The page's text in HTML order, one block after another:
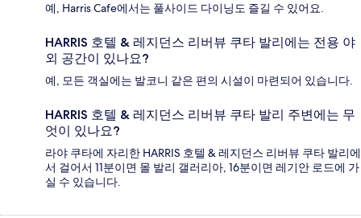
예, Harris Cafe에서는 풀사이드 다이닝도 즐길 수 있어요.
HARRIS 호텔 & 레지던스 리버뷰 쿠타 발리에는 전용 야
외 공간이 있나요?
예, 모든 객실에는 발코니 같은 편의 시설이 마련되어 있습니다.
HARRIS 호텔 & 레지던스 리버뷰 쿠타 발리 주변에는 무
엇이 있나요?
라야 쿠타에 자리한 HARRIS 호텔 & 레지던스 리버뷰 쿠타 발리에
서 걸어서 11분이면 몰 발리 갤러리아, 16분이면 레기안 로드에 가
실 수 있습니다.